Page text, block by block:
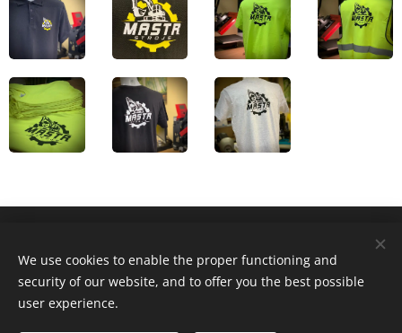
We use cookies to enable the proper functioning and
security of our website, and to offer you the best possible
user experience.